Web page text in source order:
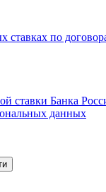
по
ставки Банка
данных